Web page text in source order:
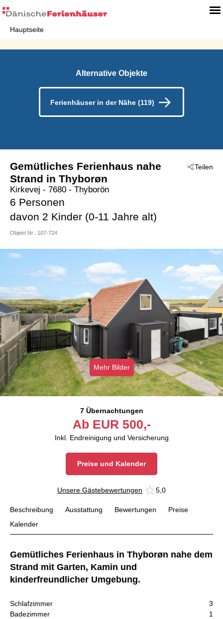
Hauptseite
Alternative Objekte
Ferienhäuser in der Nähe (119)
Teilen
Gemütliches Ferienhaus nahe
Strand in Thyborøn
Kirkevej - 7680 - Thyborön
6 Personen
davon 2 Kinder (0-11 Jahre alt)
Objekt Nr.: 107-724
Mehr Bilder
7 Übernachtungen
Ab EUR 500,-
Inkl. Endreinigung und Versicherung
Preise und Kalender
Unsere Gästebewertungen 5,0
Beschreibung Ausstattung Bewertungen
Preise
Kalender
Gemütliches Ferienhaus in Thyborøn nahe dem
Strand mit Garten, Kamin und
kinderfreundlicher Umgebung.
Schlafzimmer
3
Badezimmer
1